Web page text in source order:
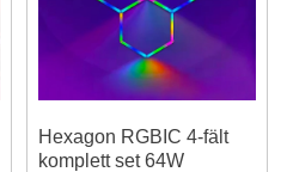
Hexagon RGBIC 4-fält
komplett set 64W